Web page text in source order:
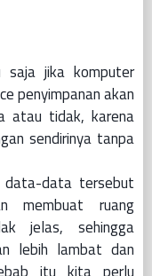
saja jika komputer
penyimpanan akan
atau tidak, karena
sendirinya tanpa
data-data tersebut
membuat ruang
jelas, sehingga
lebih lambat dan
itu kita perlu